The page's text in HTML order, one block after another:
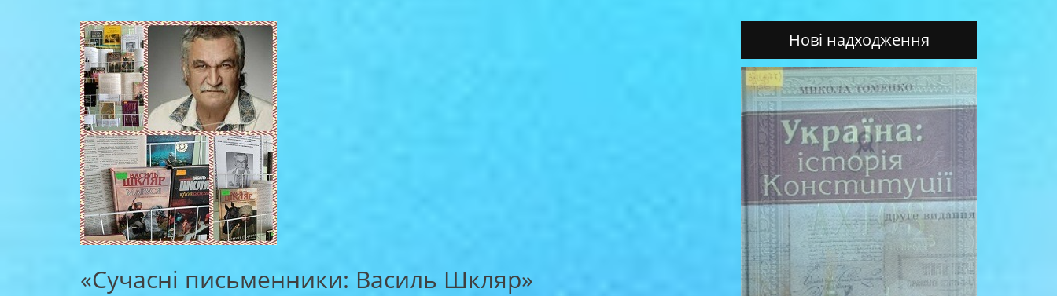
«Сучасні письменники: Василь Шкляр»
Нові надходження